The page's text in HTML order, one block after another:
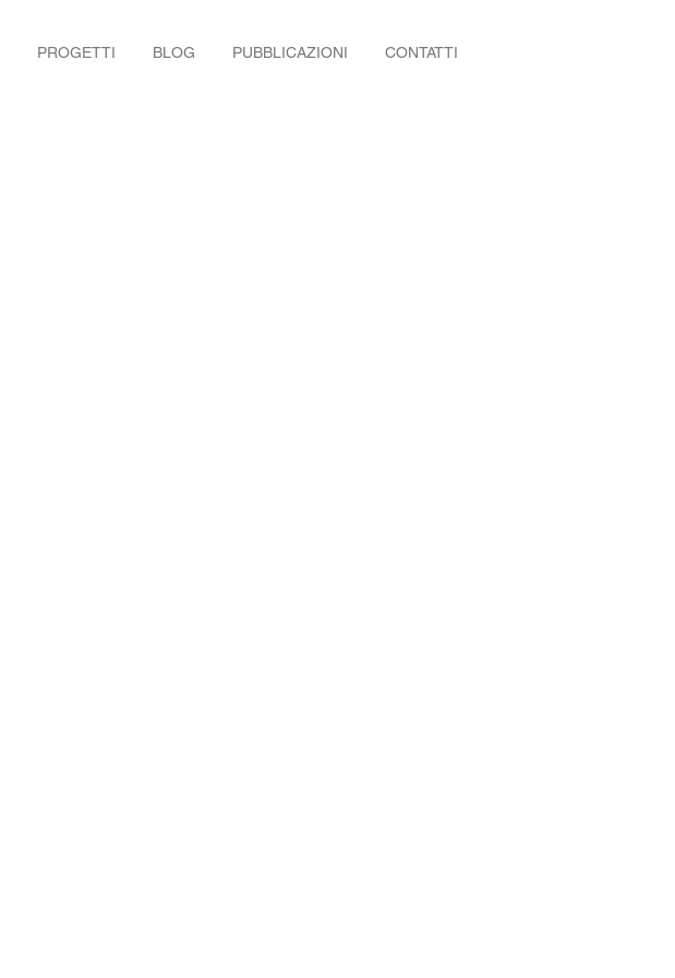
PROGETTI BLOG PUBBLICAZIONI CONTATTI